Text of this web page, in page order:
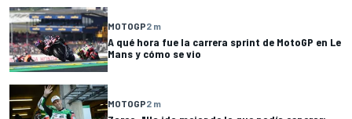
MOTOGP2 m
A qué hora fue la carrera sprint de MotoGP en Le
Mans y cómo se vio
MOTOGP2 m